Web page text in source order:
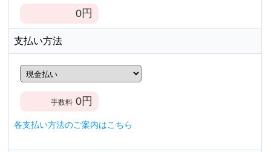
0円
支払い方法
手数料 0円
各支払い方法のご案内はこちら